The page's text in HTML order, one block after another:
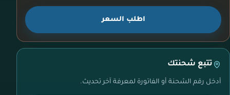
اطلب السعر
تتبع شحنتك
أدخل رقم الشحنة أو الفاتورة لمعرفة آخر تحديث.